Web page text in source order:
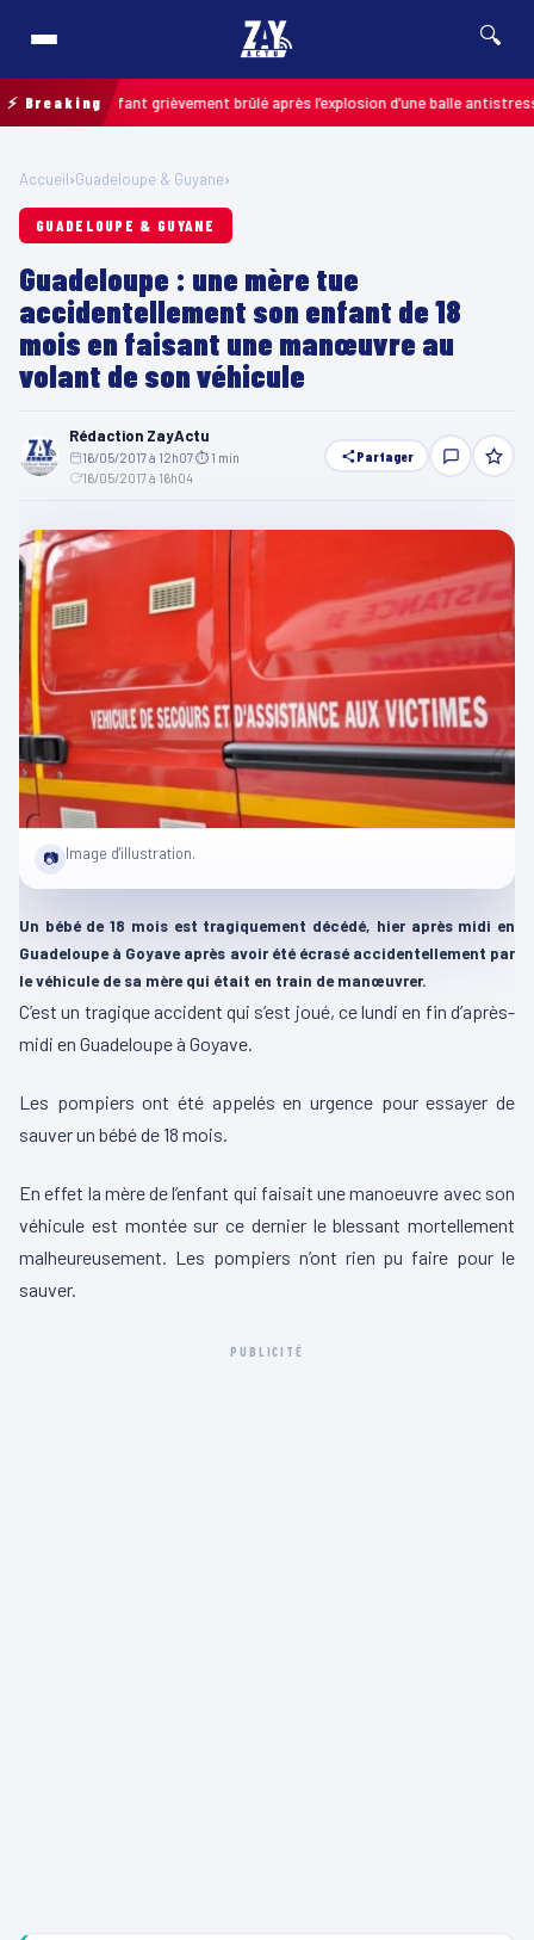
🔍
⚡ Breaking
: un enfant grièvement brûlé après l’explosion d’une balle antistress
Accueil›Guadeloupe & Guyane›
GUADELOUPE & GUYANE
Guadeloupe : une mère tue
accidentellement son enfant de 18
mois en faisant une manœuvre au
volant de son véhicule
Rédaction ZayActu
16/05/2017 à 12h07⏱ 1 min
16/05/2017 à 16h04
Partager
📷 Image d'illustration.
Un bébé de 18 mois est tragiquement décédé, hier après midi en
Guadeloupe à Goyave après avoir été écrasé accidentellement par
le véhicule de sa mère qui était en train de manœuvrer.
C’est un tragique accident qui s’est joué, ce lundi en fin d’après-
midi en Guadeloupe à Goyave.
Les pompiers ont été appelés en urgence pour essayer de
sauver un bébé de 18 mois.
En effet la mère de l’enfant qui faisait une manoeuvre avec son
véhicule est montée sur ce dernier le blessant mortellement
malheureusement. Les pompiers n’ont rien pu faire pour le
sauver.
PUBLICITÉ